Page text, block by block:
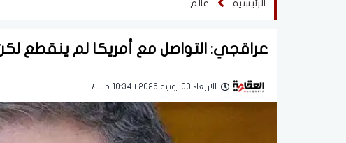
الرئيسية عالم
عراقجي: التواصل مع أمريكا لم ينقطع
الاربعاء 03 يونية 2026 | 10:34 مساءً